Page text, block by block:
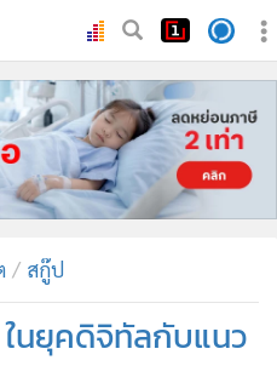
สกู๊ป
ในยุคดิจิทัลกับแนว